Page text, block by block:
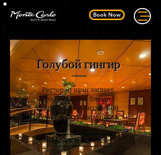
Book Now
Голубой гингир
Ресторан приглашает
вас отведать блюда
современной китайской
кухни вместе с японской
кухней.
Пойдем в меню